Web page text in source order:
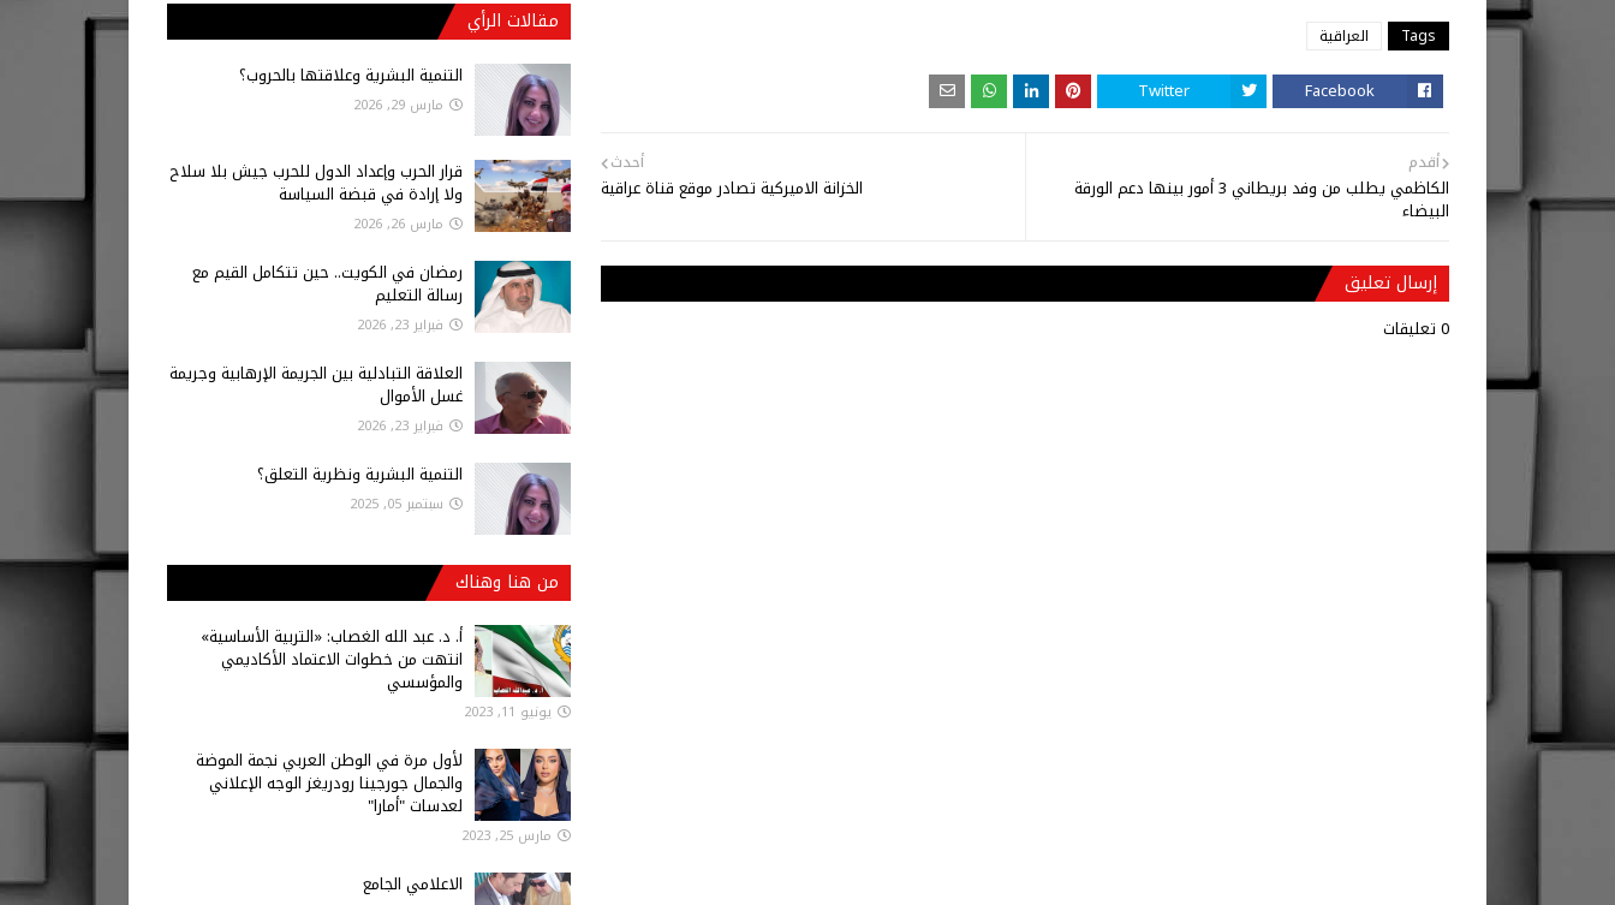
Tags العراقية
Facebook
Twitter
أحدث
الخزانة الاميركية تصادر موقع قناة عراقية
أقدم
الكاظمي يطلب من وفد بريطاني 3 أمور بينها دعم الورقة
البيضاء
إرسال تعليق
0 تعليقات
مقالات الرأي
التنمية البشرية وعلاقتها بالحروب؟
مارس 29, 2026
قرار الحرب وإعداد الدول للحرب جيش بلا سلاح
ولا إرادة في قبضة السياسة
مارس 26, 2026
رمضان في الكويت.. حين تتكامل القيم مع
رسالة التعليم
فبراير 23, 2026
العلاقة التبادلية بين الجريمة الإرهابية وجريمة
غسل الأموال
فبراير 23, 2026
التنمية البشرية ونظرية التعلق؟
سبتمبر 05, 2025
من هنا وهناك
أ‌. د. عبد الله الغصاب: «التربية الأساسية»
انتهت من خطوات الاعتماد الأكاديمي
والمؤسسي
يونيو 11, 2023
لأول مرة في الوطن العربي نجمة الموضة
والجمال جورجينا رودريغز الوجه الإعلاني
لعدسات "أمارا"
مارس 25, 2023
الاعلامي الجامع